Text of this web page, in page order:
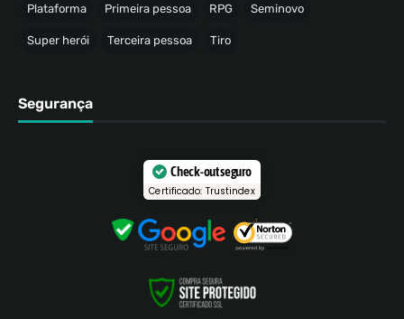
Plataforma Primeira pessoa RPG Seminovo
Super herói Terceira pessoa Tiro
Segurança
Check-out seguro
Certificado: Trustindex